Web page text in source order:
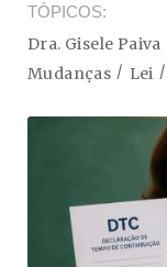
TÓPICOS
Dra. Gisele Paiva
Mudanças
Lei